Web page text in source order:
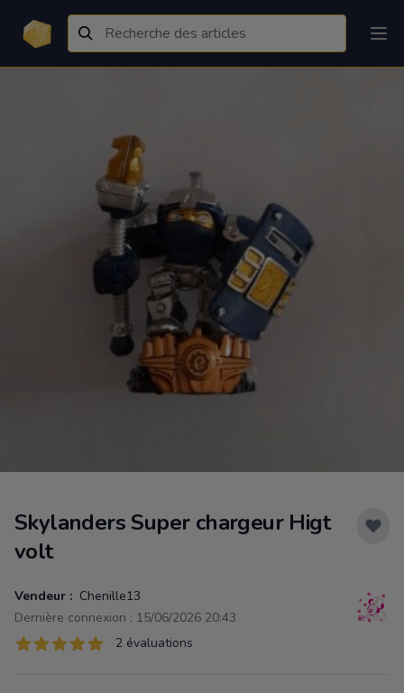
Skylanders Super chargeur Higt
volt
Vendeur : Chenille13
Dernière connexion : 15/06/2026 20:43
Évaluations
2 sur 5 étoiles 2 évaluations